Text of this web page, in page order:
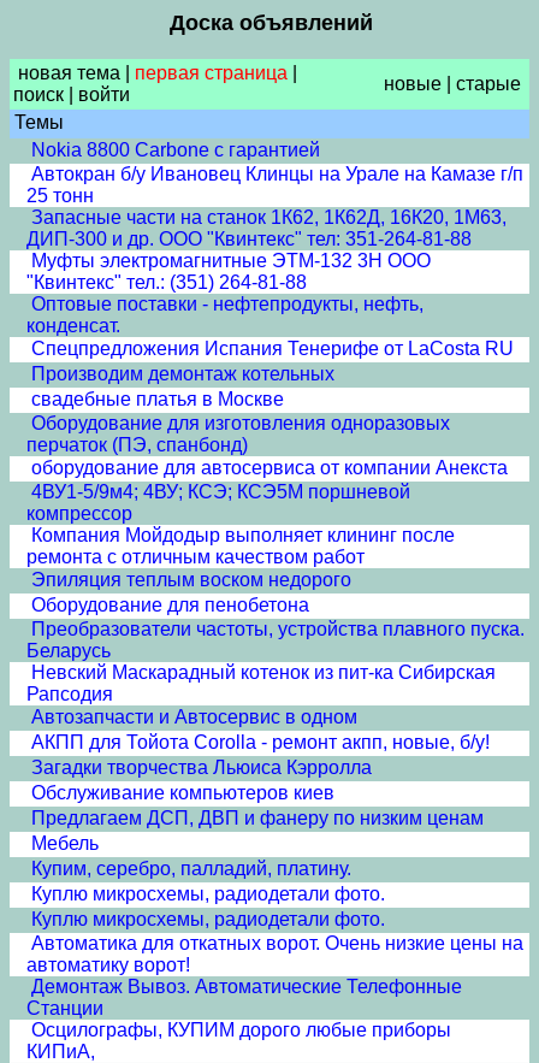
Доска объявлений
новая тема первая страница
поиск
войти
новые
старые
Темы
Nokia 8800 Carbone с гарантией
Автокран б/у Ивановец Клинцы на Урале на Камазе г/п
25 тонн
Запасные части на станок 1К62, 1К62Д, 16К20, 1М63,
ДИП-300 и др. ООО "Квинтекс" тел: 351-264-81-88
Муфты электромагнитные ЭТМ-132 3Н ООО
"Квинтекс" тел.: (351) 264-81-88
Оптовые поставки - нефтепродукты, нефть,
конденсат.
Спецпредложения Испания Тенерифе от LaCosta RU
Производим демонтаж котельных
свадебные платья в Москве
Оборудование для изготовления одноразовых
перчаток (ПЭ, спанбонд)
оборудование для автосервиса от компании Анекста
4ВУ1-5/9м4; 4ВУ; КСЭ; КСЭ5М поршневой
компрессор
Компания Мойдодыр выполняет клининг после
ремонта с отличным качеством работ
Эпиляция теплым воском недорого
Оборудование для пенобетона
Преобразователи частоты, устройства плавного пуска.
Беларусь
Невский Маскарадный котенок из пит-ка Сибирская
Рапсодия
Автозапчасти и Автосервис в одном
АКПП для Тойота Corolla - ремонт акпп, новые, б/у!
Загадки творчества Льюиса Кэрролла
Обслуживание компьютеров киев
Предлагаем ДСП, ДВП и фанеру по низким ценам
Мебель
Купим, серебро, палладий, платину.
Куплю микросхемы, радиодетали фото.
Куплю микросхемы, радиодетали фото.
Автоматика для откатных ворот. Очень низкие цены на
автоматику ворот!
Демонтаж Вывоз. Автоматические Телефонные
Станции
Осцилографы, КУПИМ дорого любые приборы
КИПиА,